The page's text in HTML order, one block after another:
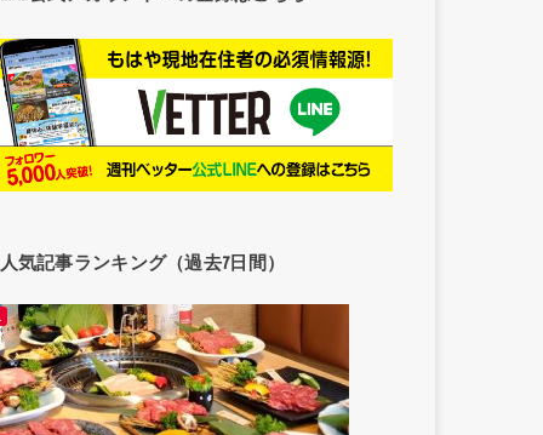
人気記事ランキング（過去7日間）